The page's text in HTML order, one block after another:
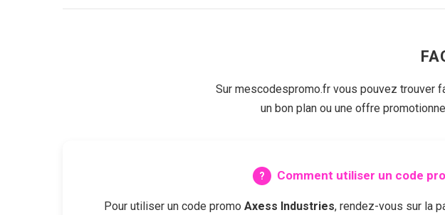
Sur mescodespromo.fr vous pouvez trouver
un bon plan ou une offre
Comment utiliser un code
Pour utiliser un code promo Axess Industries, rendez-vous sur la